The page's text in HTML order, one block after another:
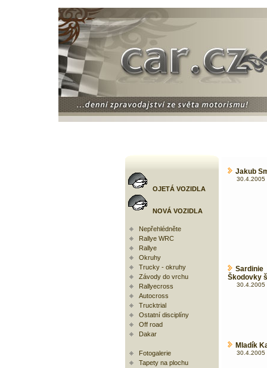
OJETÁ VOZIDLA
NOVÁ VOZIDLA
Nepřehlédněte
Rallye WRC
Rallye
Okruhy
Trucky - okruhy
Závody do vrchu
Rallyecross
Autocross
Trucktrial
Ostatní disciplíny
Off road
Dakar
Fotogalerie
Tapety na plochu
Jakub
30.4.2005
Škodovky
30.4.2005
Mladík
30.4.2005